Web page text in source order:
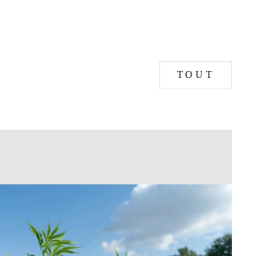
TOUT